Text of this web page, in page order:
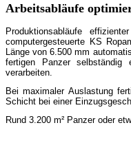
Arbeitsabläufe
Produktionsabläufe
computergesteuerte KS
Länge von 6.500 mm
fertigen Panzer
verarbeiten.
Bei maximaler Auslastung
Schicht bei einer
Rund 3.200 m² Panzer oder